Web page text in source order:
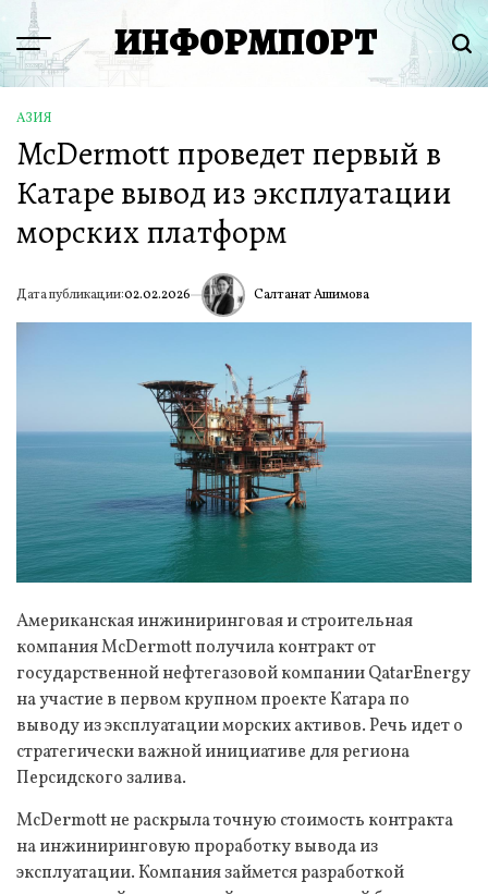
Перейти
содержимому
Menu ИНФОРМПОРТ
ОПУБЛИКОВАНО
В
АЗИЯ
McDermott проведет первый в
Катаре вывод из эксплуатации
морских платформ
Дата публикации:02.02.2026 ИА Салтанат Ашимова
Американская инжиниринговая и строительная
компания McDermott получила контракт от
государственной нефтегазовой компании QatarEnergy
на участие в первом крупном проекте Катара по
выводу из эксплуатации морских активов. Речь идет о
стратегически важной инициативе для региона
Персидского залива.
McDermott не раскрыла точную стоимость контракта
на инжиниринговую проработку вывода из
эксплуатации. Компания займется разработкой